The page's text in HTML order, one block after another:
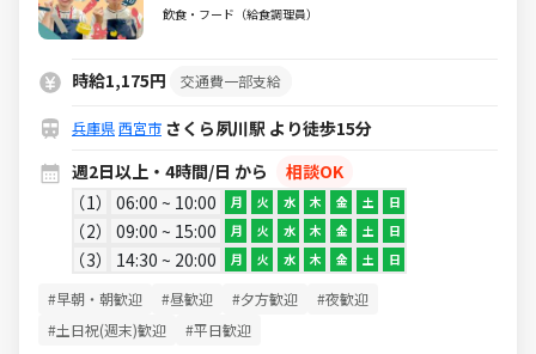
活躍中/扶養内・WワークもOK
飲食・フード（給食調理員）
時給1,175円 交通費一部支給
兵庫県西宮市 さくら夙川駅 より徒歩15分
週2日以上・4時間/日 から
相談OK
1
06:00 ~ 10:00 月 火 水 木 金 土 日
2 09:00 ~ 15:00 月 火 水 木 金 土 日
3 14:30 ~ 20:00 月 火 水 木 金 土 日
#早朝・朝歓迎 #昼歓迎 #夕方歓迎
#夜歓迎
#土日祝(週末)歓迎
#平日歓迎